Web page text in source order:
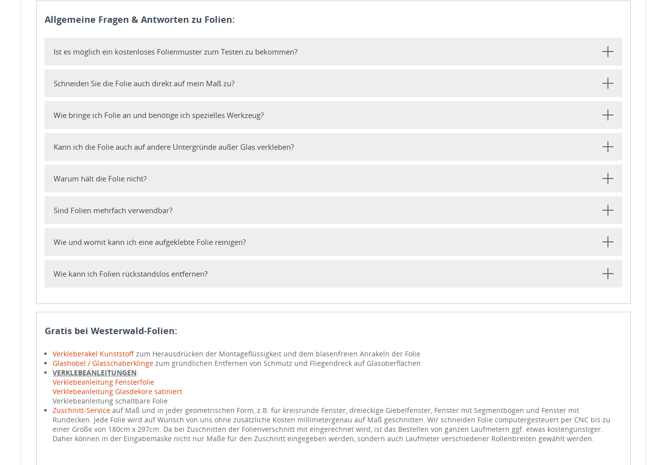
Allgemeine Fragen & Antworten zu Folien:
Ist es möglich ein kostenloses Folienmuster zum Testen zu bekommen?
Schneiden Sie die Folie auch direkt auf mein Maß zu?
Wie bringe ich Folie an und benötige ich spezielles Werkzeug?
Kann ich die Folie auch auf andere Untergründe außer Glas verkleben?
Warum hält die Folie nicht?
Sind Folien mehrfach verwendbar?
Wie und womit kann ich eine aufgeklebte Folie reinigen?
Wie kann ich Folien rückstandslos entfernen?
Gratis bei Westerwald-Folien:
Verkleberakel Kunststoff zum Herausdrücken der Montageflüssigkeit und dem blasenfreien Anrakeln der Folie
Glashobel / Glasschaberklinge zum gründlichen Entfernen von Schmutz und Fliegendreck auf Glasoberflächen
VERKLEBEANLEITUNGEN:
Verklebeanleitung Fensterfolie
Verklebeanleitung Glasdekore satiniert
Verklebeanleitung schaltbare Folie
Zuschnitt-Service auf Maß und in jeder geometrischen Form, z.B. für kreisrunde Fenster, dreieckige Giebelfenster, Fenster mit Segmentbögen und Fenster mit
Rundecken. Jede Folie wird auf Wunsch von uns ohne zusätzliche Kosten millimetergenau auf Maß geschnitten. Wir schneiden Folie computergesteuert per CNC bis zu
einer Größe von 180cm x 297cm. Da bei Zuschnitten der Folienverschnitt mit eingerechnet wird, ist das Bestellen von ganzen Laufmetern ggf. etwas kostengünstiger.
Daher können in der Eingabemaske nicht nur Maße für den Zuschnitt eingegeben werden, sondern auch Laufmeter verschiedener Rollenbreiten gewählt werden.